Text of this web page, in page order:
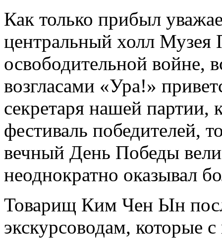
Как только прибыл
центральный холл Музея
освободительной войне,
возгласами «Ура!»
секретаря нашей партии,
фестиваль победителей,
вечный День Победы
неоднократно оказывал
Товарищ Ким Чен Ын
экскурсоводам, которые